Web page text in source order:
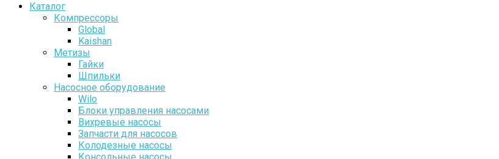
Каталог
Компрессоры
Global
Kaishan
Метизы
Гайки
Шпильки
Насосное оборудование
Wilo
Блоки управления насосами
Вихревые насосы
Запчасти для насосов
Колодезные насосы